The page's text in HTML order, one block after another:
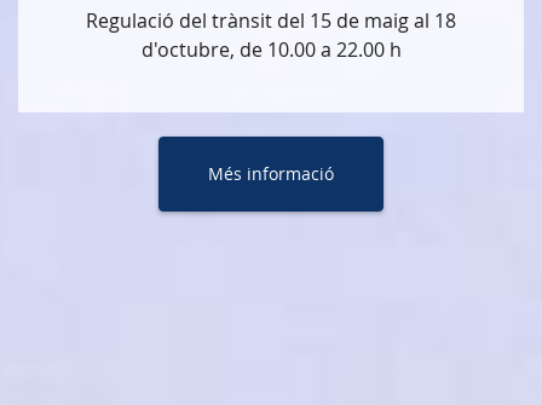
Regulació del trànsit del 15 de maig al 18
d'octubre, de 10.00 a 22.00 h
Més informació